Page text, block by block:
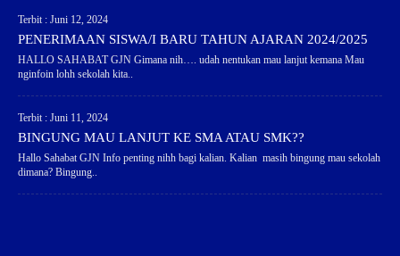
Terbit : Juni 12, 2024
PENERIMAAN SISWA/I BARU TAHUN AJARAN 2024/2025
HALLO SAHABAT GJN Gimana nih…. udah nentukan mau lanjut kemana Mau
nginfoin lohh sekolah kita..
Terbit : Juni 11, 2024
BINGUNG MAU LANJUT KE SMA ATAU SMK??
Hallo Sahabat GJN Info penting nihh bagi kalian. Kalian masih bingung mau sekolah
dimana? Bingung..